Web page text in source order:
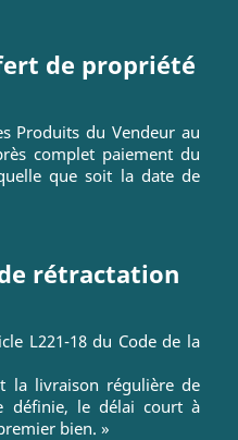
de propriété
Produits du Vendeur au
complet paiement du
que soit la date de
rétractation
L221-18 du Code de la
la livraison régulière de
définie, le délai court à
bien. »